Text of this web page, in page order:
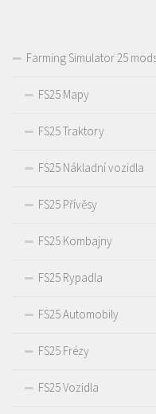
Farming Simulator 25
FS25 Mapy
FS25 Traktory
FS25 Nákladní vozidla
FS25 Přívěsy
FS25 Kombajny
FS25 Rypadla
FS25 Automobily
FS25 Frézy
FS25 Vozidla